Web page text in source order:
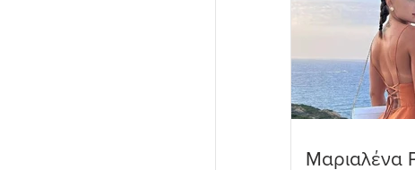
Μαριαλένα